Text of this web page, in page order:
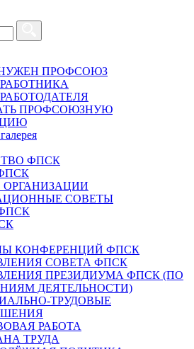
ПРОФСОЮЗ
ПРОФСОЮЗНУЮ
ФПСК
ОРГАНИЗАЦИИ
СОВЕТЫ
КОНФЕРЕНЦИЙ ФПСК
СОВЕТА ФПСК
ПРЕЗИДИУМА ФПСК (ПО
ДЕЯТЕЛЬНОСТИ)
ТРУДОВЫЕ
РАБОТА
ТРУДА